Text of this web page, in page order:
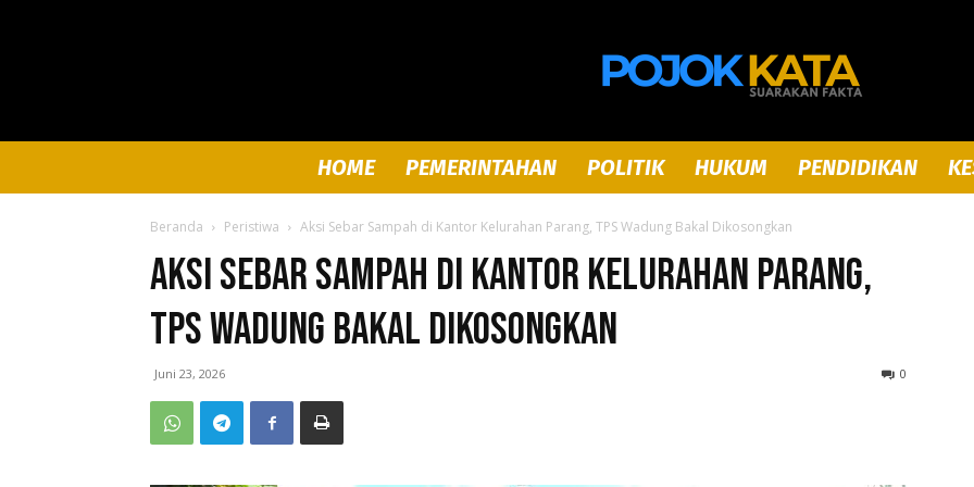
Pojok
HOME PEMERINTAHAN POLITIK HUKUM PENDIDIKAN
Beranda Peristiwa Aksi Sebar Sampah di Kantor Kelurahan Parang, TPS Wadung Bakal Dikosongkan
Aksi Sebar Sampah di Kantor Kelurahan Parang,
TPS Wadung Bakal Dikosongkan
Juni 23, 2026 0